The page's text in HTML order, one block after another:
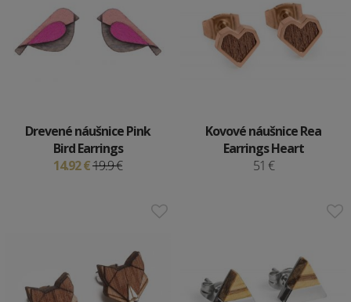
Drevené náušnice Pink
Bird Earrings
14.92 €19.9 €
Kovové náušnice Rea
Earrings Heart
51 €